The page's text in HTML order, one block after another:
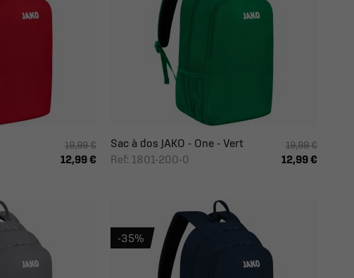
19,99 €
12,99 €
Sac à dos JAKO - One - Vert
Ref: 1801-200-0
19,99 €
12,99 €
-35%